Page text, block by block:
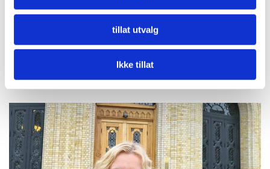
tillat utvalg
Ikke tillat
Norway Cup satt bærekraftsarbeidet i system:
Kuttet 40 tonn CO₂ i bespisningen
LES MER